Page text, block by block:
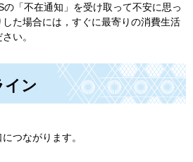
の「不在通知」を受け取って不安に思っ
た場合には，すぐに最寄りの消費生活
い。
イン
つながります。